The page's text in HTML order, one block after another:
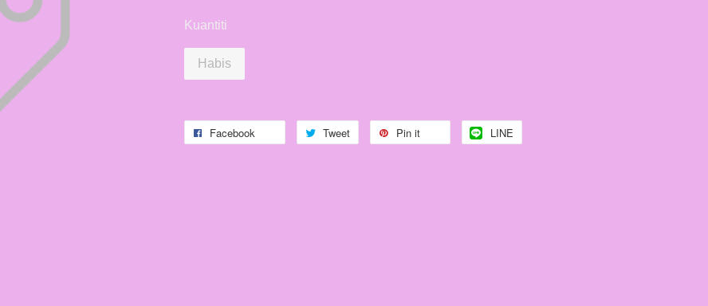
Kuantiti
Habis
Facebook Tweet Pin it LINE